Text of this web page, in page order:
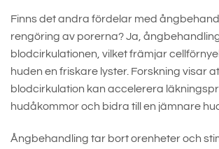
Finns det andra fördelar med
rengöring av porerna? Ja,
blodcirkulationen, vilket främjar
huden en friskare lyster. Forskning visar
blodcirkulation kan accelerera
hudåkommor och bidra till en jämnare
Ångbehandling tar bort orenheter och